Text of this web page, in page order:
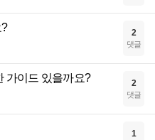
2
댓글
가이드 있을까요? 2
댓글
1